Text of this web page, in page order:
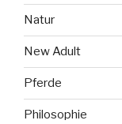
Natur
New Adult
Pferde
Philosophie